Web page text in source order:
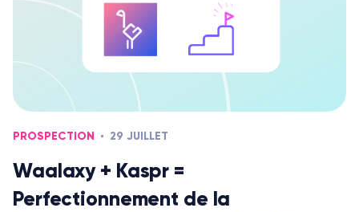
PROSPECTION 29 JUILLET
Waalaxy + Kaspr =
Perfectionnement de la